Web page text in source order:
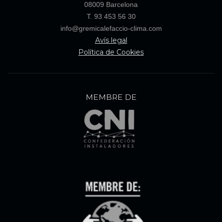
08009 Barcelona
T. 93 453 56 30
info@gremicalefaccio-clima.com
Avís legal
Política de Cookies
MEMBRE DE